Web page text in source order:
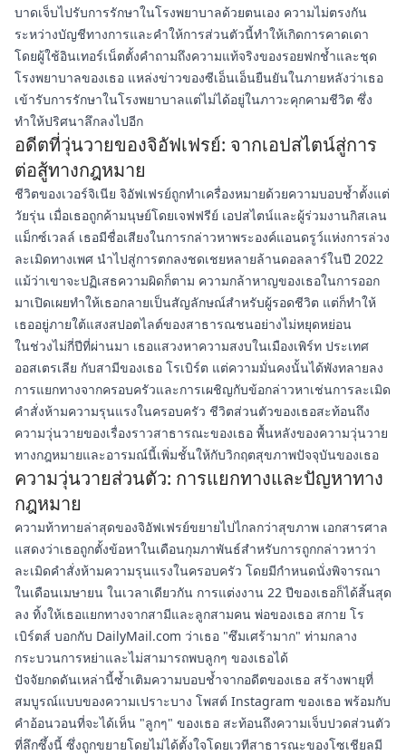
บาดเจ็บไปรับการรักษาในโรงพยาบาลด้วยตนเอง ความไม่ตรงกัน
ระหว่างบัญชีทางการและคำให้การส่วนตัวนี้ทำให้เกิดการคาดเดา
โดยผู้ใช้อินเทอร์เน็ตตั้งคำถามถึงความแท้จริงของรอยฟกช้ำและชุด
โรงพยาบาลของเธอ แหล่งข่าวของซีเอ็นเอ็นยืนยันในภายหลังว่าเธอ
เข้ารับการรักษาในโรงพยาบาลแต่ไม่ได้อยู่ในภาวะคุกคามชีวิต ซึ่ง
ทำให้ปริศนาลึกลงไปอีก
อดีตที่วุ่นวายของจิอัฟเฟรย์: จากเอปสไตน์สู่การ
ต่อสู้ทางกฎหมาย
ชีวิตของเวอร์จิเนีย จิอัฟเฟรย์ถูกทำเครื่องหมายด้วยความบอบช้ำตั้งแต่
วัยรุ่น เมื่อเธอถูกค้ามนุษย์โดยเจฟฟรีย์ เอปสไตน์และผู้ร่วมงานกิสเลน
แม็กซ์เวลล์ เธอมีชื่อเสียงในการกล่าวหาพระองค์แอนดรูว์แห่งการล่วง
ละเมิดทางเพศ นำไปสู่การตกลงชดเชยหลายล้านดอลลาร์ในปี 2022
แม้ว่าเขาจะปฏิเสธความผิดก็ตาม ความกล้าหาญของเธอในการออก
มาเปิดเผยทำให้เธอกลายเป็นสัญลักษณ์สำหรับผู้รอดชีวิต แต่ก็ทำให้
เธออยู่ภายใต้แสงสปอตไลต์ของสาธารณชนอย่างไม่หยุดหย่อน
ในช่วงไม่กี่ปีที่ผ่านมา เธอแสวงหาความสงบในเมืองเพิร์ท ประเทศ
ออสเตรเลีย กับสามีของเธอ โรเบิร์ต แต่ความมั่นคงนั้นได้พังทลายลง
การแยกทางจากครอบครัวและการเผชิญกับข้อกล่าวหาเช่นการละเมิด
คำสั่งห้ามความรุนแรงในครอบครัว ชีวิตส่วนตัวของเธอสะท้อนถึง
ความวุ่นวายของเรื่องราวสาธารณะของเธอ พื้นหลังของความวุ่นวาย
ทางกฎหมายและอารมณ์นี้เพิ่มชั้นให้กับวิกฤตสุขภาพปัจจุบันของเธอ
ความวุ่นวายส่วนตัว: การแยกทางและปัญหาทาง
กฎหมาย
ความท้าทายล่าสุดของจิอัฟเฟรย์ขยายไปไกลกว่าสุขภาพ เอกสารศาล
แสดงว่าเธอถูกตั้งข้อหาในเดือนกุมภาพันธ์สำหรับการถูกกล่าวหาว่า
ละเมิดคำสั่งห้ามความรุนแรงในครอบครัว โดยมีกำหนดนั่งพิจารณา
ในเดือนเมษายน ในเวลาเดียวกัน การแต่งงาน 22 ปีของเธอก็ได้สิ้นสุด
ลง ทิ้งให้เธอแยกทางจากสามีและลูกสามคน พ่อของเธอ สกาย โร
เบิร์ตส์ บอกกับ DailyMail.com ว่าเธอ "ซึมเศร้ามาก" ท่ามกลาง
กระบวนการหย่าและไม่สามารถพบลูกๆ ของเธอได้
ปัจจัยกดดันเหล่านี้ซ้ำเติมความบอบช้ำจากอดีตของเธอ สร้างพายุที่
สมบูรณ์แบบของความเปราะบาง โพสต์ Instagram ของเธอ พร้อมกับ
คำอ้อนวอนที่จะได้เห็น "ลูกๆ" ของเธอ สะท้อนถึงความเจ็บปวดส่วนตัว
ที่ลึกซึ้งนี้ ซึ่งถูกขยายโดยไม่ได้ตั้งใจโดยเวทีสาธารณะของโซเชียลมี